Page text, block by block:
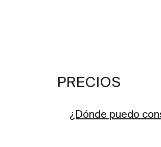
PRECIOS
¿Dónde puedo